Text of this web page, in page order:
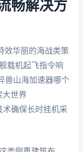
畅解决方
效华丽的海战类策
载机起飞指令响
兽山海加速器哪个
世界
术确保长时挂机采